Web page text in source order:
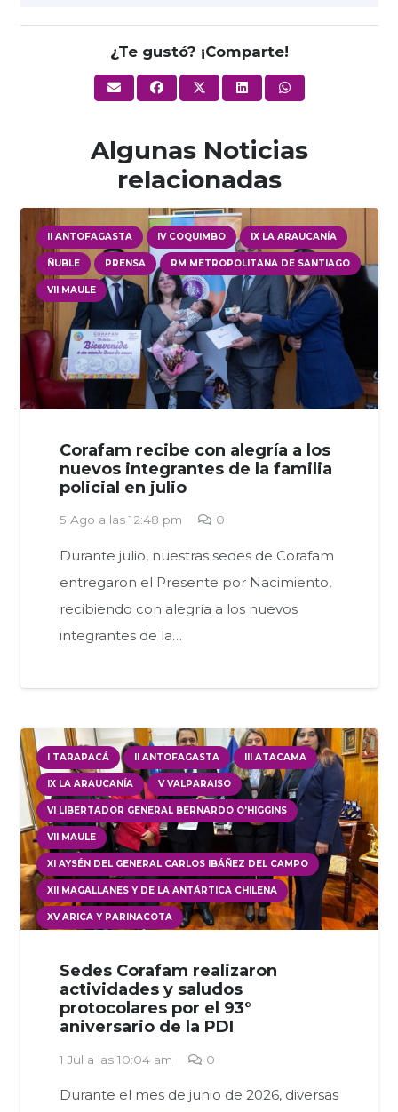
¿Te gustó? ¡Comparte!
Algunas Noticias
relacionadas
II ANTOFAGASTA IV COQUIMBO IX LA ARAUCANÍA
ÑUBLE PRENSA RM METROPOLITANA DE SANTIAGO
VII MAULE
Corafam recibe con alegría a los
nuevos integrantes de la familia
policial en julio
5 Ago a las 12:48 pm 0
Durante julio, nuestras sedes de Corafam
entregaron el Presente por Nacimiento,
recibiendo con alegría a los nuevos
integrantes de la…
I TARAPACÁ II ANTOFAGASTA III ATACAMA
IX LA ARAUCANÍA V VALPARAISO
VI LIBERTADOR GENERAL BERNARDO O'HIGGINS
VII MAULE
XI AYSÉN DEL GENERAL CARLOS IBÁÑEZ DEL CAMPO
XII MAGALLANES Y DE LA ANTÁRTICA CHILENA
XV ARICA Y PARINACOTA
Sedes Corafam realizaron
actividades y saludos
protocolares por el 93°
aniversario de la PDI
1 Jul a las 10:04 am 0
Durante el mes de junio de 2026, diversas